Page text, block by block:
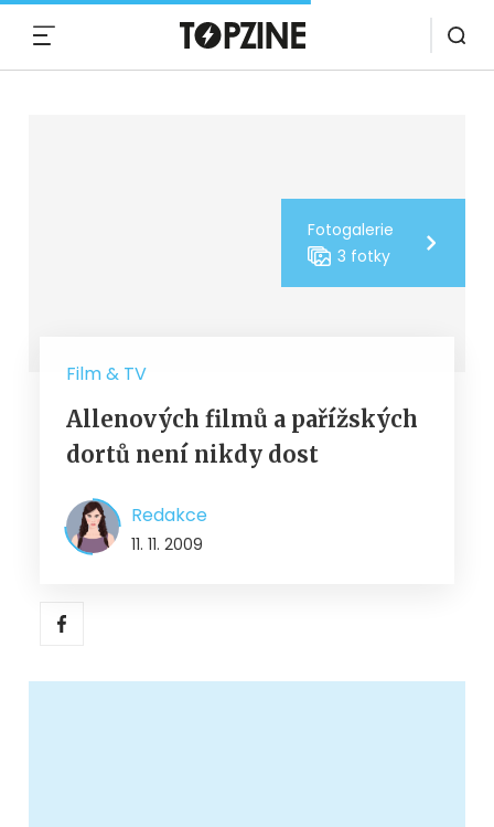
Fotogalerie
3 fotky
Film & TV
Allenových filmů a pařížských
dortů není nikdy dost
Redakce
11. 11. 2009